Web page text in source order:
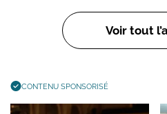
Voir tout
CONTENU SPONSORISÉ